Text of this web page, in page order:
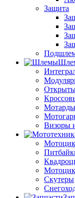
Защита
Мотарды
Визоры
Скутеры